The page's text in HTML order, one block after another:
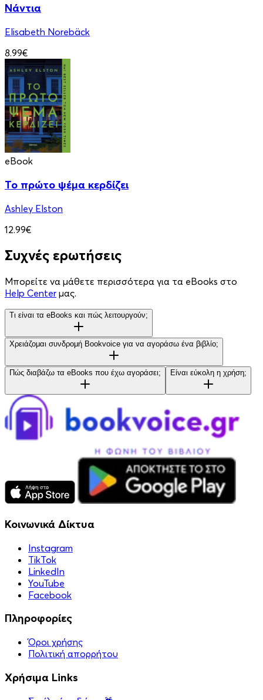
Νάντια
Elisabeth Norebäck
8.99€
eBook
Το πρώτο ψέμα κερδίζει
Ashley Elston
12.99€
Συχνές ερωτήσεις
Μπορείτε να μάθετε περισσότερα για τα eBooks στο
Help Center μας.
Τι είναι τα eBooks και πώς λειτουργούν;
Χρειάζομαι συνδρομή Bookvoice για να αγοράσω ένα βιβλίο;
Πώς διαβάζω τα eBooks που έχω αγοράσει; Είναι εύκολη η χρήση;
Κοινωνικά Δίκτυα
Instagram
TikTok
LinkedIn
YouTube
Facebook
Πληροφορίες
Όροι χρήσης
Πολιτική απορρήτου
Χρήσιμα Links